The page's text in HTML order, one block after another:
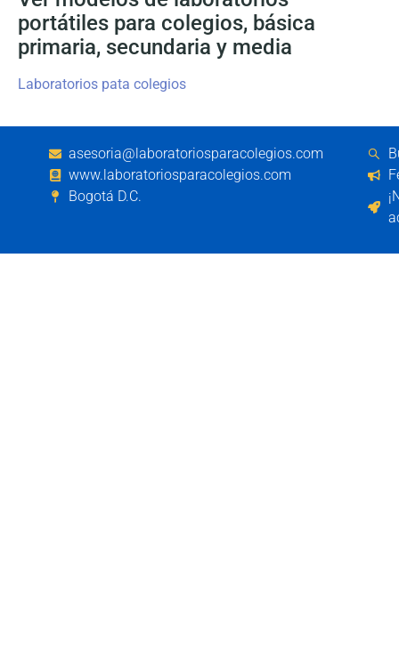
portátiles para colegios, básica
primaria, secundaria y media
Laboratorios pata colegios
asesoria@laboratoriosparacolegios.com
www.laboratoriosparacolegios.com
Bogotá D.C.